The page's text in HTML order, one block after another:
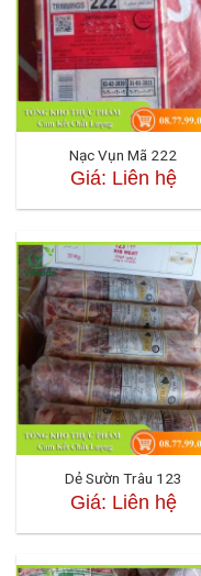
Nạc Vụn Mã 222
Giá: Liên hệ
Dẻ Sườn Trâu 123
Giá: Liên hệ